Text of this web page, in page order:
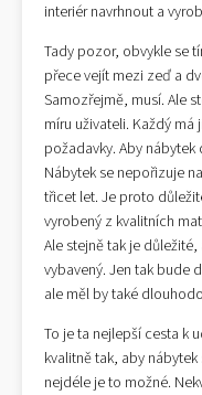
interiér navrhnout a
Tady pozor, obvykle se
přece vejít mezi zeď a
Samozřejmě, musí. Ale
míru uživateli. Každý
požadavky. Aby
Nábytek se nepořizuje
třicet let. Je proto
vyrobený z kvalitních
Ale stejně tak je
vybavený. Jen tak bude
ale měl by také
To je ta nejlepší cesta k
kvalitně tak, aby
nejdéle je to možné.